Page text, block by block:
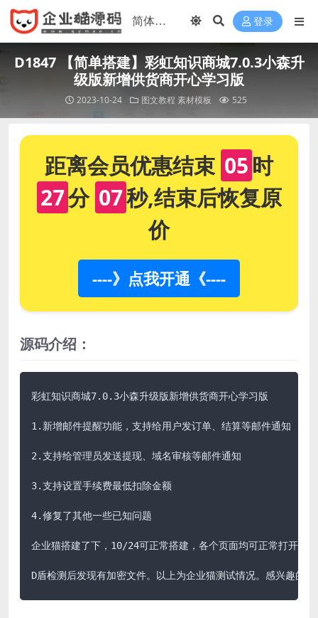
登录
D1847 【简单搭建】彩虹知识商城7.0.3小森升
级版新增供货商开心学习版
2023-10-24 图文教程 素材模板 525
距离会员优惠结束 05时
27分 07秒,结束后恢复原
价
----》点我开通《----
源码介绍：
彩虹知识商城7.0.3小森升级版新增供货商开心学习版
1.新增邮件提醒功能，支持给用户发订单、结算等邮件通知
2.支持给管理员发送提现、域名审核等邮件通知
3.支持设置手续费最低扣除金额
4.修复了其他一些已知问题
企业猫搭建了下，10/24可正常搭建，各个页面均可正常打开，
D盾检测后发现有加密文件。以上为企业猫测试情况。感兴趣的可